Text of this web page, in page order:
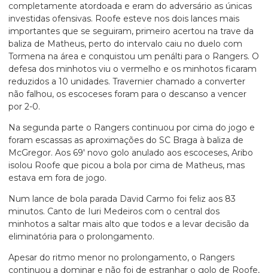
completamente atordoada e eram do adversário as únicas
investidas ofensivas. Roofe esteve nos dois lances mais
importantes que se seguiram, primeiro acertou na trave da
baliza de Matheus, perto do intervalo caiu no duelo com
Tormena na área e conquistou um penálti para o Rangers. O
defesa dos minhotos viu o vermelho e os minhotos ficaram
reduzidos a 10 unidades. Travernier chamado a converter
não falhou, os escoceses foram para o descanso a vencer
por 2-0.
Na segunda parte o Rangers continuou por cima do jogo e
foram escassas as aproximações do SC Braga à baliza de
McGregor. Aos 69′ novo golo anulado aos escoceses, Aribo
isolou Roofe que picou a bola por cima de Matheus, mas
estava em fora de jogo.
Num lance de bola parada David Carmo foi feliz aos 83
minutos. Canto de Iuri Medeiros com o central dos
minhotos a saltar mais alto que todos e a levar decisão da
eliminatória para o prolongamento.
Apesar do ritmo menor no prolongamento, o Rangers
continuou a dominar e não foi de estranhar o golo de Roofe,